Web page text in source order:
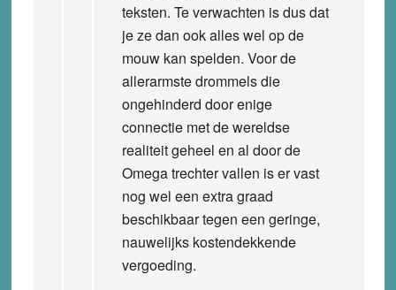
teksten. Te verwachten is dus dat
je ze dan ook alles wel op de
mouw kan spelden. Voor de
allerarmste drommels die
ongehinderd door enige
connectie met de wereldse
realiteit geheel en al door de
Omega trechter vallen is er vast
nog wel een extra graad
beschikbaar tegen een geringe,
nauwelijks kostendekkende
vergoeding.